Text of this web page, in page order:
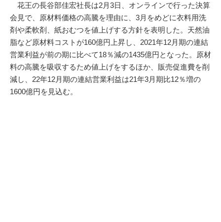
花王の長谷部佳宏社長は2月3日、オンラインで行った決算
会見で、原材料価格の高騰を理由に、3月をめどに衣料用洗
剤や柔軟剤、紙おむつを値上げする方針を表明した。天然油
脂など原材料コストが160億円上昇し、2021年12月期の連結
営業利益が前の期に比べて18％減の1435億円となった。原材
料の高騰を吸収するため値上げをするほか、販売促進費を削
減し、22年12月期の連結営業利益は21年3月期比12％増の
1600億円を見込む。